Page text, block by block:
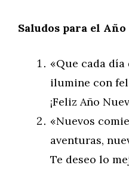
Saludos para el Año
«Que cada día
ilumine con
¡Feliz Año
«Nuevos
aventuras,
Te deseo lo